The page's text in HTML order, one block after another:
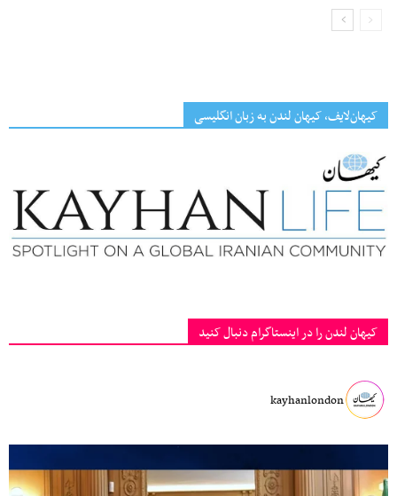
کیهان‌لایف، کیهان لندن به زبان انگلیسی
کیهان لندن را در اینستاگرام دنبال کنید
kayhanlondon